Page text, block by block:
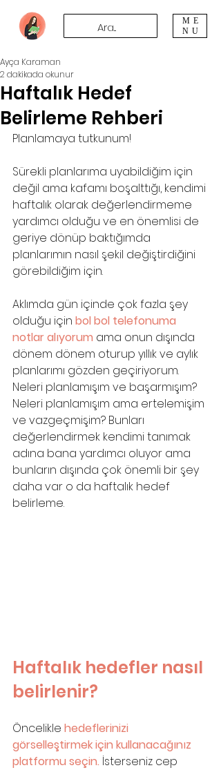
ME
NU
Haftalık Hedef
Belirleme Rehberi
Ayça Karaman
2 dakikada okunur
Planlamaya tutkunum!
Sürekli planlarıma uyabildiğim için
değil ama kafamı boşalttığı, kendimi
haftalık olarak değerlendirmeme
yardımcı olduğu ve en önemlisi de
geriye dönüp baktığımda
planlarımın nasıl şekil değiştirdiğini
görebildiğim için.
Aklımda gün içinde çok fazla şey
olduğu için bol bol telefonuma
notlar alıyorum ama onun dışında
dönem dönem oturup yıllık ve aylık
planlarımı gözden geçiriyorum.
Neleri planlamışım ve başarmışım?
Neleri planlamışım ama ertelemişim
ve vazgeçmişim? Bunları
değerlendirmek kendimi tanımak
adına bana yardımcı oluyor ama
bunların dışında çok önemli bir şey
daha var o da haftalık hedef
belirleme.
Haftalık hedefler nasıl
belirlenir?
Öncelikle hedeflerinizi
görselleştirmek için kullanacağınız
platformu seçin. İsterseniz cep